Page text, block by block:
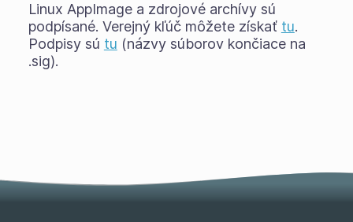
Linux AppImage a zdrojové archívy sú
podpísané. Verejný kľúč môžete získať tu.
Podpisy sú tu (názvy súborov končiace na
.sig).